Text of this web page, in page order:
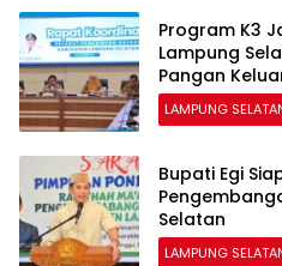
Program K3
Lampung
Pangan
LAMPUNG
Bupati Egi
Selatan
LAMPUNG